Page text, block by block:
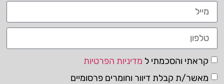
קראתי והסכמתי ל מדיניות הפרטיות
מאשר/ת קבלת דיוור וחומרים פרסומיים